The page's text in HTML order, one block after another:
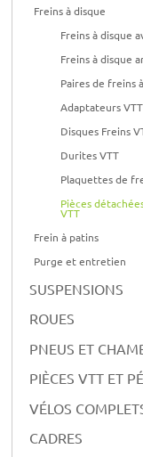
Freins à disque
Freins à disque
Freins à disque
Paires de freins
Adaptateurs VTT
Disques Freins
Durites VTT
Plaquettes de
Pièces
VTT
Frein à patins
Purge et entretien
SUSPENSIONS
ROUES
PNEUS ET
PIÈCES VTT ET
VÉLOS
CADRES